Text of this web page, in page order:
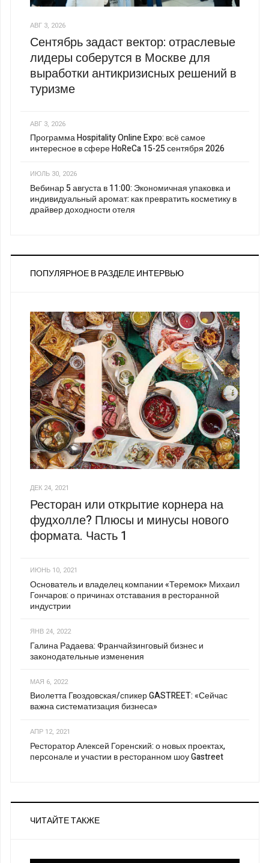
АВГ 3, 2026
Сентябрь задаст вектор: отраслевые
лидеры соберутся в Москве для
выработки антикризисных решений в
туризме
АВГ 3, 2026
Программа Hospitality Online Expo: всё самое
интересное в сфере HoReCa 15-25 сентября 2026
ИЮЛЬ 30, 2026
Вебинар 5 августа в 11:00: Экономичная упаковка и
индивидуальный аромат: как превратить косметику в
драйвер доходности отеля
ПОПУЛЯРНОЕ В РАЗДЕЛЕ ИНТЕРВЬЮ
ДЕК 24, 2021
Ресторан или открытие корнера на
фудхолле? Плюсы и минусы нового
формата. Часть 1
ИЮНЬ 10, 2021
Основатель и владелец компании «Теремок» Михаил
Гончаров: о причинах отставания в ресторанной
индустрии
ЯНВ 24, 2022
Галина Радаева: Франчайзинговый бизнес и
законодательные изменения
МАЯ 6, 2022
Виолетта Гвоздовская/спикер GASTREET: «Сейчас
важна систематизация бизнеса»
АПР 12, 2021
Ресторатор Алексей Горенский: о новых проектах,
персонале и участии в ресторанном шоу Gastreet
ЧИТАЙТЕ ТАКЖЕ